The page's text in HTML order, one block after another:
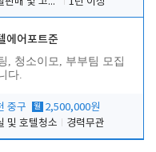
에어포트준
, 청소이모, 부부팀 모집
다.
중구 월 2,500,000원
및 호텔청소
경력무관